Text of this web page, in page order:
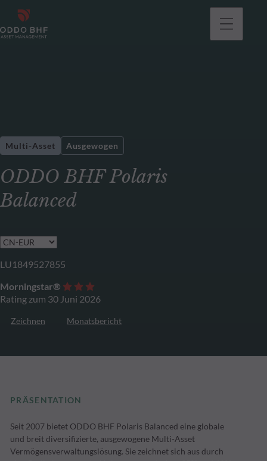
ODDO BHF Polaris
Balanced
Multi-Asset Ausgewogen
LU1849527855
Morningstar®
Rating zum 30 Juni 2026
Zeichnen Monatsbericht
PRÄSENTATION
Seit 2007 bietet ODDO BHF Polaris Balanced eine globale
und breit diversifizierte, ausgewogene Multi-Asset
Vermögensverwaltungslösung. Sie zeichnet sich aus durch